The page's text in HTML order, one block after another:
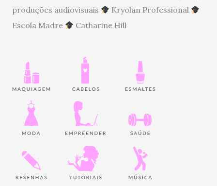
produções audiovisuais
Kryolan Professional
Escola Madre
Catharine Hill